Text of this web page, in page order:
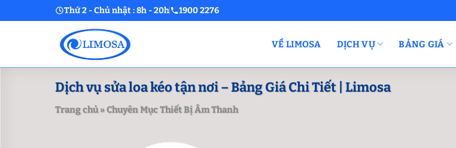
to
Thứ 2 - Chủ nhật : 8h - 20h 1900 2276
VỀ LIMOSA DỊCH VỤ BẢNG GIÁ
Dịch vụ sửa loa kéo tận nơi – Bảng Giá Chi Tiết | Limosa
Trang chủ»Chuyên Mục Thiết Bị Âm Thanh